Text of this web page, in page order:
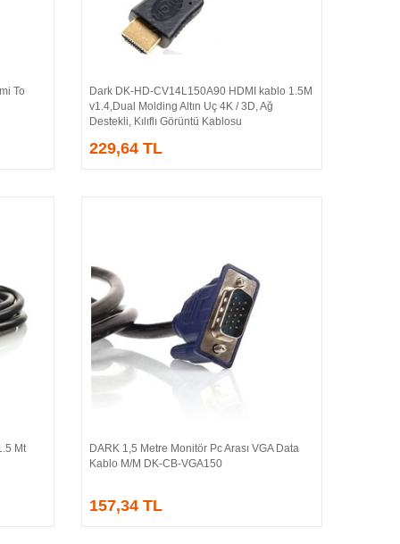
To Sepete Ekle
Dark DK-HD-CV14L150A90 HDMI kablo 1.5M
v1.4,Dual Molding Altın Uç 4K / 3D, Ağ
Destekli, Kılıflı Görüntü Kablosu
229,64 TL
Mt Sepete Ekle
DARK 1,5 Metre Monitör Pc Arası VGA Data
Kablo M/M DK-CB-VGA150
157,34 TL